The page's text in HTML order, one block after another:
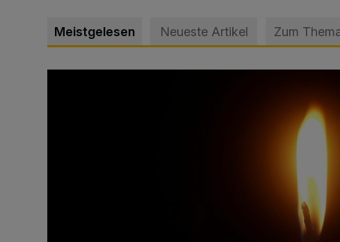
Meistgelesen Neueste Artikel Zum